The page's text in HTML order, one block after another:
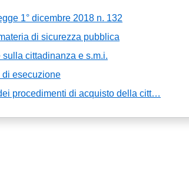
1° dicembre 2018 n. 132
di sicurezza pubblica
cittadinanza e s.m.i.
di esecuzione
procedimenti di acquisto della citt…